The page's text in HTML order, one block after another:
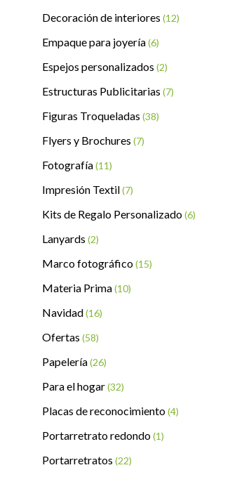
Decoración de interiores (12)
Empaque para joyería(6)
Espejos personalizados (2)
Estructuras Publicitarias (7)
Figuras Troqueladas (38)
Flyers y Brochures (7)
Fotografía(11)
Impresión Textil(7)
Kits de Regalo Personalizado(6)
Lanyards (2)
Marco fotográfico(15)
Materia Prima(10)
Navidad(16)
Ofertas (58)
Papelería(26)
Para el hogar(32)
Placas de reconocimiento(4)
Portarretrato redondo(1)
Portarretratos (22)